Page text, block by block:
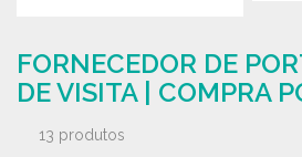
Solicitar um orçamento
FORNECEDOR DE
DE VISITA | COMPRA
13 produtos